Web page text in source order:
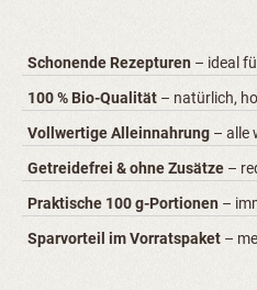
Schonende Rezepturen – ideal
100 % Bio-Qualität – natürlich,
Vollwertige Alleinnahrung – alle
Getreidefrei & ohne Zusätze –
Praktische 100 g-Portionen –
Sparvorteil im Vorratspaket –